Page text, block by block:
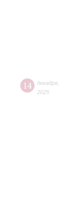
14 декабря
2025